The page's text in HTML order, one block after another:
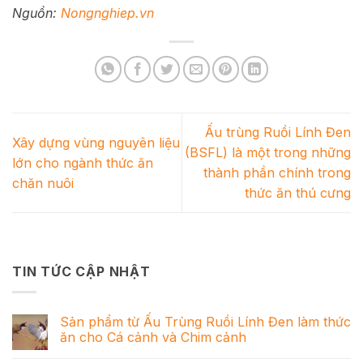
Nguồn: Nongnghiep.vn
Xây dựng vùng nguyên liệu
lớn cho ngành thức ăn
chăn nuôi
Ấu trùng Ruồi Lính Đen
(BSFL) là một trong những
thành phần chính trong
thức ăn thú cưng
TIN TỨC CẬP NHẬT
Sản phẩm từ Ấu Trùng Ruồi Lính Đen làm thức
ăn cho Cá cảnh và Chim cảnh